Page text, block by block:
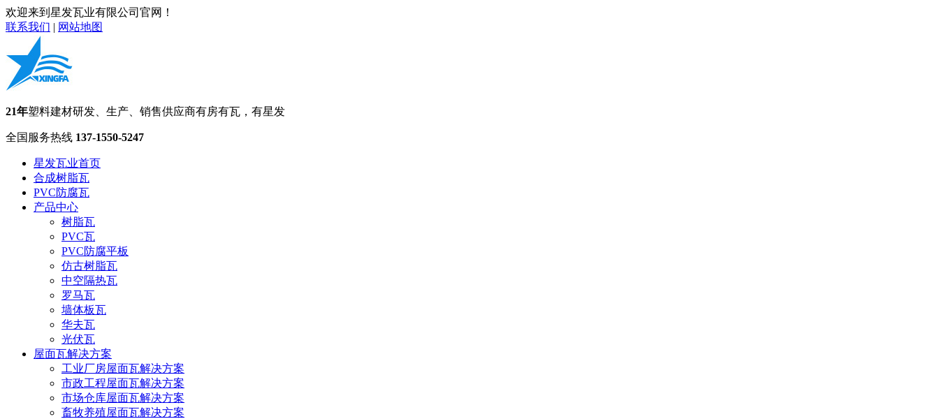
欢迎来到星发瓦业有限公司官网！
联系我们 | 网站地图
21年塑料建材研发、生产、销售供应商有房有瓦，有星发
全国服务热线 137-1550-5247
星发瓦业首页
合成树脂瓦
PVC防腐瓦
产品中心
树脂瓦
PVC瓦
PVC防腐平板
仿古树脂瓦
中空隔热瓦
罗马瓦
墙体板瓦
华夫瓦
光伏瓦
屋面瓦解决方案
工业厂房屋面瓦解决方案
市政工程屋面瓦解决方案
市场仓库屋面瓦解决方案
畜牧养殖屋面瓦解决方案